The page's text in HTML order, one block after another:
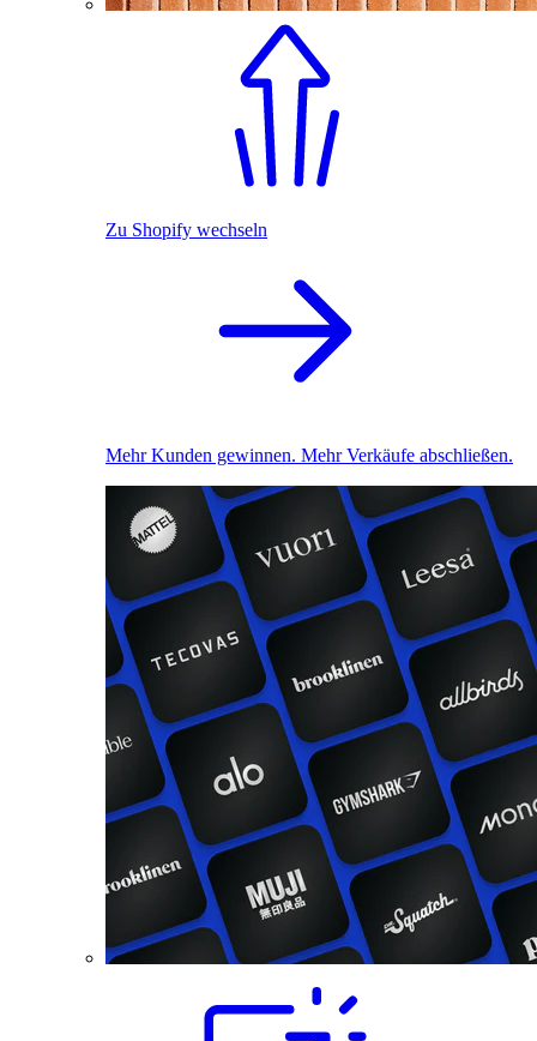
Zu Shopify wechseln
Mehr Kunden gewinnen. Mehr Verkäufe abschließen.